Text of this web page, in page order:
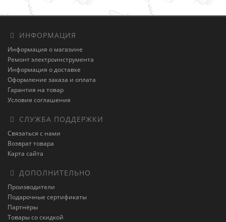
ИНФОРМАЦИЯ
Информация о магазине
Ремонт электроинструмента
Информация о доставке
Оформление заказа и оплата
Гарантия на товар
Условия соглашения
СЛУЖБА ПОДДЕРЖКИ
Связаться с нами
Возврат товара
Карта сайта
ДОПОЛНИТЕЛЬНО
Производители
Подарочные сертификаты
Партнёры
Товары со скидкой